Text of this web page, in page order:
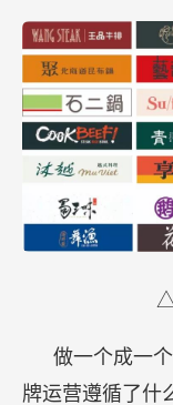
做一个成一
牌运营遵循了什